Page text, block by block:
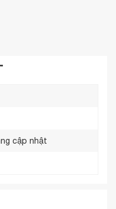
cập nhật